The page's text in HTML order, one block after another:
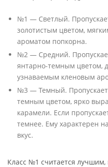
№1 — Светлый.
золотистым цветом,
ароматом попкорна.
№2 — Средний.
янтарно-темным цветом,
узнаваемым кленовым
№3 — Темный. Пропускает
темным цветом, ярко
карамели. Если
темнее. Ему характерен
вкус.
Класс №1 считается